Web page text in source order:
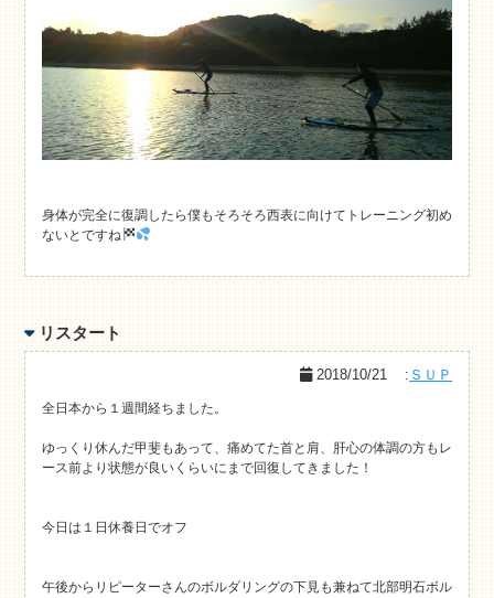
身体が完全に復調したら僕もそろそろ西表に向けてトレーニング初め
ないとですね
リスタート
2018/10/21 : ＳＵＰ
全日本から１週間経ちました。
ゆっくり休んだ甲斐もあって、痛めてた首と肩、肝心の体調の方もレ
ース前より状態が良いくらいにまで回復してきました！
今日は１日休養日でオフ
午後からリピーターさんのボルダリングの下見も兼ねて北部明石ボル